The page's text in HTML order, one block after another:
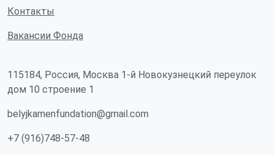
Контакты
Вакансии Фонда
115184, Россия, Москва 1-й Новокузнецкий переулок
дом 10 строение 1
belyjkamenfundation@gmail.com
+7 (916)748-57-48